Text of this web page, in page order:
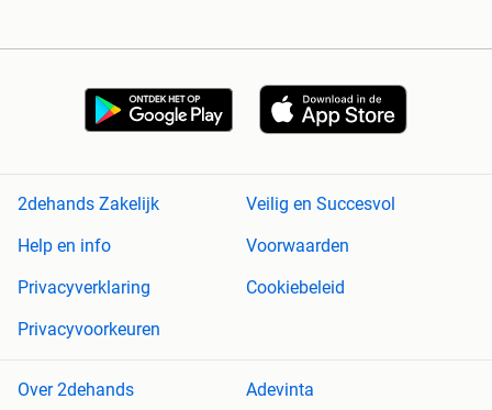
2dehands Zakelijk
Veilig en Succesvol
Help en info
Voorwaarden
Privacyverklaring
Cookiebeleid
Privacyvoorkeuren
Over 2dehands Adevinta